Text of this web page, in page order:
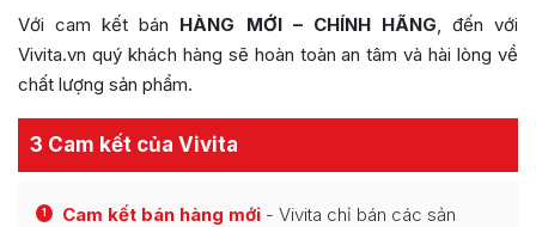
Với cam kết bán HÀNG MỚI – CHÍNH HÃNG , đến với
Vivita.vn quý khách hàng sẽ hoàn toàn an tâm và hài lòng về
chất lượng sản phẩm.
3 Cam kết của Vivita
1 Cam kết bán hàng mới - Vivita chỉ bán các sản